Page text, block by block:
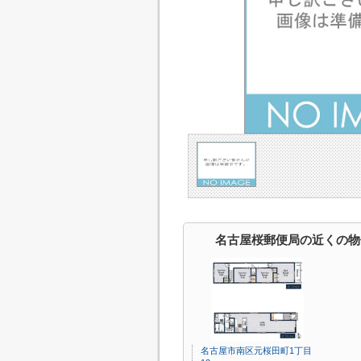
名古屋桜郵便局の近くの
名古屋市南区元桜田町1丁目